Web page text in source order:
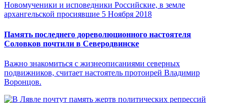
Новомученики и исповедники Российские, в земле
архангельской просиявшие 5 Ноября 2018
Память последнего дореволюционного настоятеля
Соловков почтили в Северодвинске
Важно знакомиться с жизнеописаниями северных
подвижников, считает настоятель протоирей Владимир
Воронцов.